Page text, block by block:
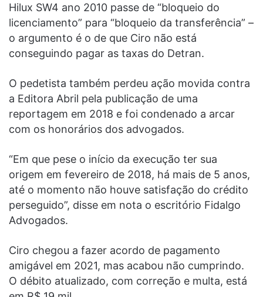
Hilux SW4 ano 2010 passe de “bloqueio do
licenciamento” para “bloqueio da transferência” –
o argumento é o de que Ciro não está
conseguindo pagar as taxas do Detran.
O pedetista também perdeu ação movida contra
a Editora Abril pela publicação de uma
reportagem em 2018 e foi condenado a arcar
com os honorários dos advogados.
“Em que pese o início da execução ter sua
origem em fevereiro de 2018, há mais de 5 anos,
até o momento não houve satisfação do crédito
perseguido”, disse em nota o escritório Fidalgo
Advogados.
Ciro chegou a fazer acordo de pagamento
amigável em 2021, mas acabou não cumprindo.
O débito atualizado, com correção e multa, está